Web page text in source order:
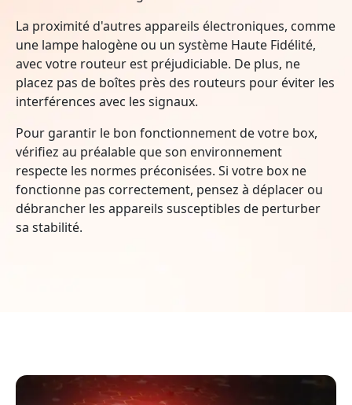
La proximité d'autres appareils électroniques, comme
une lampe halogène ou un système Haute Fidélité,
avec votre routeur est préjudiciable. De plus, ne
placez pas de boîtes près des routeurs pour éviter les
interférences avec les signaux.
Pour garantir le bon fonctionnement de votre box,
vérifiez au préalable que son environnement
respecte les normes préconisées. Si votre box ne
fonctionne pas correctement, pensez à déplacer ou
débrancher les appareils susceptibles de perturber
sa stabilité.